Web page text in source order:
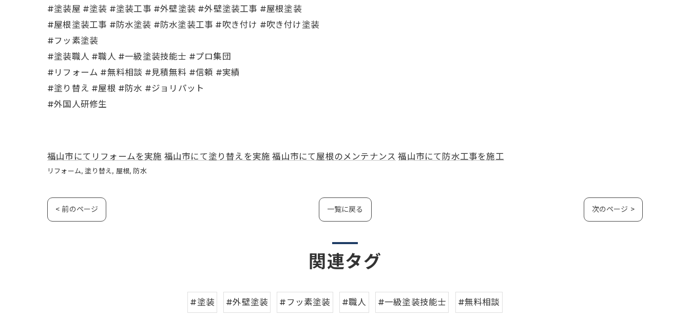
#塗装屋 #塗装 #塗装工事 #外壁塗装 #外壁塗装工事 #屋根塗装
#屋根塗装工事 #防水塗装 #防水塗装工事 #吹き付け #吹き付け塗装
#フッ素塗装
#塗装職人 #職人 #一級塗装技能士 #プロ集団
#リフォーム #無料相談 #見積無料 #信頼 #実績
#塗り替え #屋根 #防水 #ジョリパット
#外国人研修生
福山市にてリフォームを実施 福山市にて塗り替えを実施 福山市にて屋根のメンテナンス 福山市にて防水工事を施工
リフォーム 塗り替え 屋根 防水
< 前のページ 一覧に戻る 次のページ >
関連タグ
#塗装 #外壁塗装 #フッ素塗装 #職人 #一級塗装技能士 #無料相談